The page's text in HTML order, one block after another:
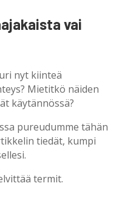
vai
nyt kiinteä
Mietitkö näiden
käytännössä?
pureudumme tähän
tiedät, kumpi
termit.